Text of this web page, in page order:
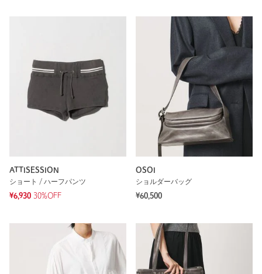
ATTISESSION
ショート / ハーフパンツ
¥6,930 30%OFF
OSOI
ショルダーバッグ
¥60,500